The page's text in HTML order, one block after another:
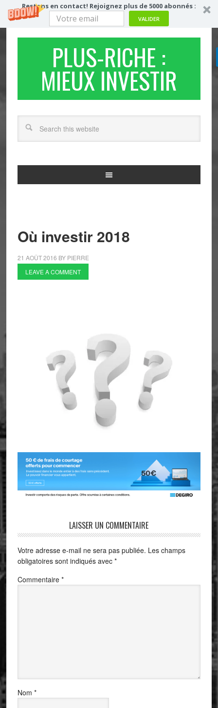
Restons en contact! Rejoignez plus de 5000 abonnés :
VALIDER
PLUS-RICHE :
MIEUX INVESTIR
Où investir 2018
21 AOÛT 2016 BY PIERRE
LEAVE A COMMENT
LAISSER UN COMMENTAIRE
Votre adresse e-mail ne sera pas publiée. Les champs
obligatoires sont indiqués avec *
Commentaire *
Nom *